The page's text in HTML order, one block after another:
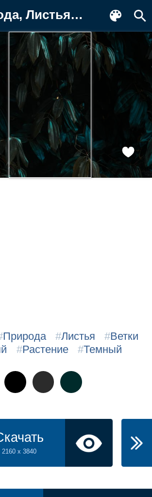
Ветки, Зеленый Картинка
Природа #Листья #Ветки
#Растение #Темный
2160 x 3840